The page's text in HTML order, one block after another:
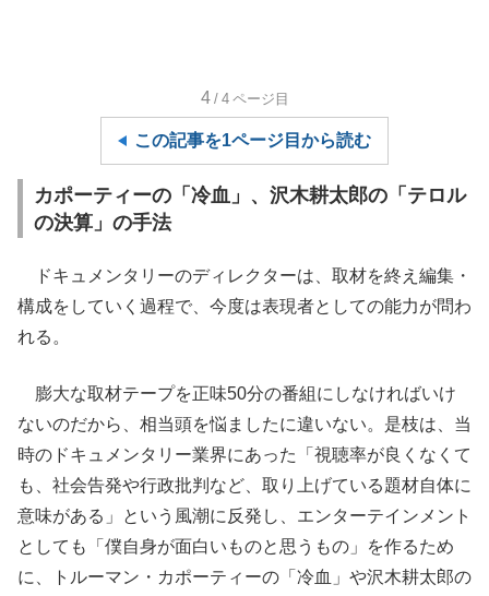
4 /4 ページ目
この記事を1ページ目から読む
カポーティーの「冷血」、沢木耕太郎の「テロル
の決算」の手法
ドキュメンタリーのディレクターは、取材を終え編集・
構成をしていく過程で、今度は表現者としての能力が問わ
れる。
膨大な取材テープを正味50分の番組にしなければいけ
ないのだから、相当頭を悩ましたに違いない。是枝は、当
時のドキュメンタリー業界にあった「視聴率が良くなくて
も、社会告発や行政批判など、取り上げている題材自体に
意味がある」という風潮に反発し、エンターテインメント
としても「僕自身が面白いものと思うもの」を作るため
に、トルーマン・カポーティーの「冷血」や沢木耕太郎の